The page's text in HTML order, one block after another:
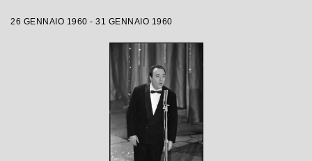
26 GENNAIO 1960 - 31 GENNAIO 1960